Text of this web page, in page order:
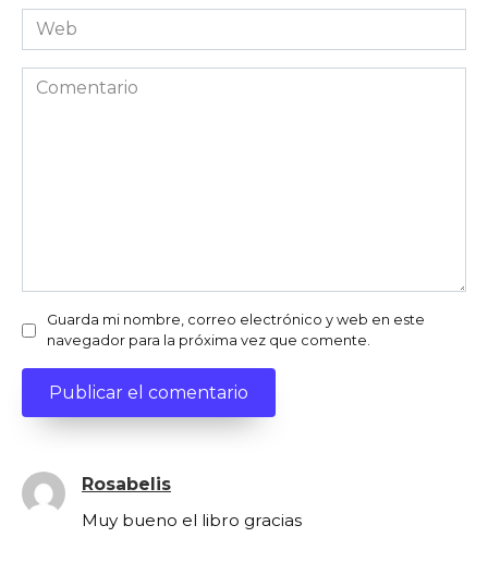
Web
Comentario
Guarda mi nombre, correo electrónico y web en este
navegador para la próxima vez que comente.
Rosabelis
Muy bueno el libro gracias